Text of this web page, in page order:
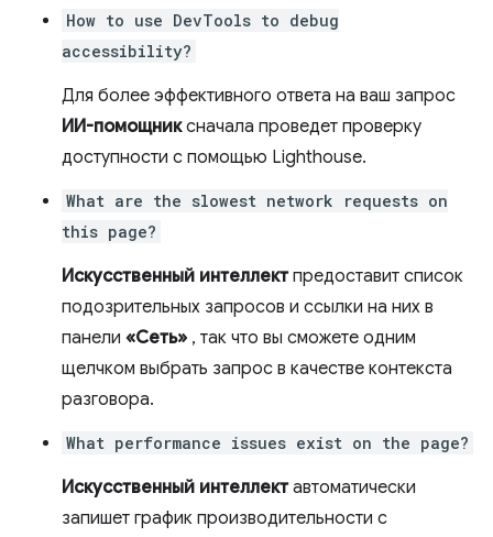
How to use DevTools to debug
accessibility?
Для более эффективного ответа на ваш запрос
ИИ-помощниксначала проведет проверку
доступности с помощью Lighthouse.
What are the slowest network requests on
this page?
Искусственный интеллектпредоставит список
подозрительных запросов и ссылки на них в
панели «Сеть» , так что вы сможете одним
щелчком выбрать запрос в качестве контекста
разговора.
What performance issues exist on the page?
Искусственный интеллектавтоматически
запишет график производительности с